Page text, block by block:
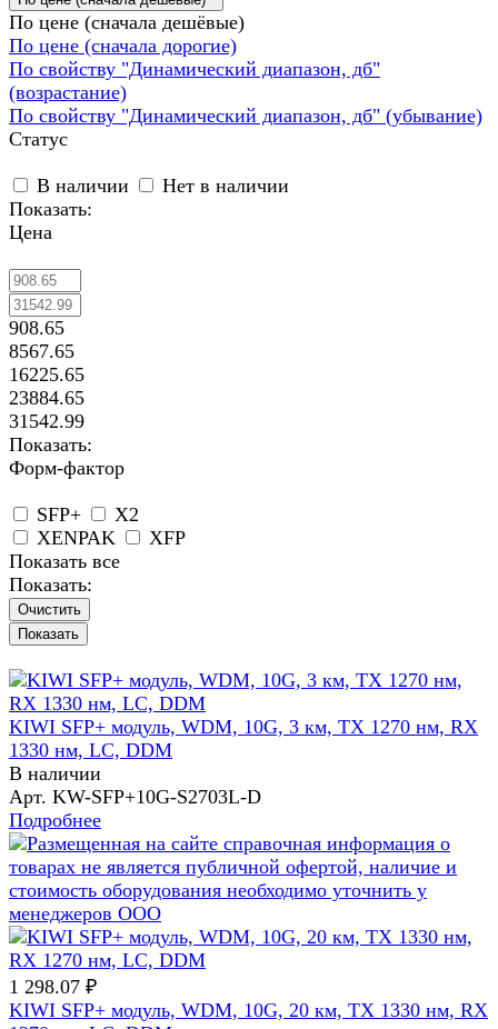
По цене (сначала дешёвые)
По цене (сначала дорогие)
По свойству "Динамический диапазон, дб"
(возрастание)
По свойству "Динамический диапазон, дб" (убывание)
Статус
В наличии
Нет в наличии
Показать:
Цена
908.65
8567.65
16225.65
23884.65
31542.99
Показать:
Форм-фактор
SFP+
X2
XENPAK
XFP
Показать все
Показать:
Очистить
KIWI SFP+ модуль, WDM, 10G, 3 км, TX 1270 нм, RX
1330 нм, LC, DDM
В наличии
Арт. KW-SFP+10G-S2703L-D
Подробнее
1 298.07 ₽
KIWI SFP+ модуль, WDM, 10G, 20 км, TX 1330 нм, RX